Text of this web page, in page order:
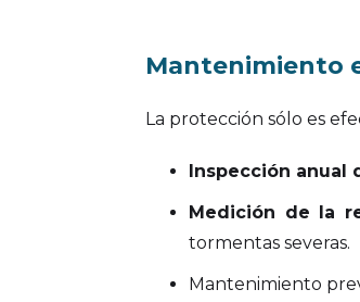
Mantenimiento
La protección sólo es
Inspección anual
Medición de la
tormentas severas.
Mantenimiento